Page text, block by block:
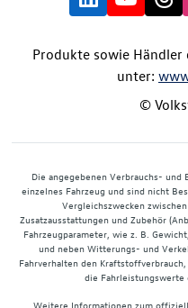
Produkte sowie Händler
unter:
©
Die angegebenen Verbrauchs-
einzelnes Fahrzeug und sind nicht
Vergleichszwecken
Zusatzausstattungen und Zubehör
Fahrzeugparameter, wie z. B.
und neben Witterungs- und
Fahrverhalten den
die Fahrleistungswerte
Weitere Informationen zum